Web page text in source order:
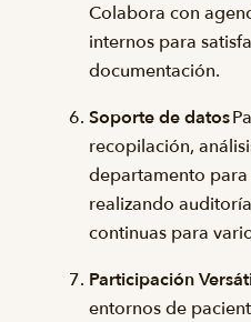
Colabora con
internos para
documentación.
Soporte de datos
recopilación,
departamento
realizando
continuas para
Participación
entornos de